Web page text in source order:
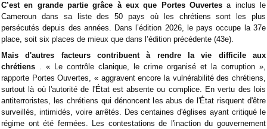
C’est en grande partie grâce à eux que Portes Ouvertes a inclus le
Cameroun dans sa liste des 50 pays où les chrétiens sont les plus
persécutés depuis des années. Dans l’édition 2026, le pays occupe la 37e
place, soit six places de mieux que dans l’édition précédente (43e).
Mais d'autres facteurs contribuent à rendre la vie difficile aux
chrétiens . « Le contrôle clanique, le crime organisé et la corruption »,
rapporte Portes Ouvertes, « aggravent encore la vulnérabilité des chrétiens,
surtout là où l'autorité de l'État est absente ou complice. En vertu des lois
antiterroristes, les chrétiens qui dénoncent les abus de l'État risquent d'être
surveillés, intimidés, voire arrêtés. Des centaines d'églises ayant critiqué le
régime ont été fermées. Les contestations de l'inaction du gouvernement